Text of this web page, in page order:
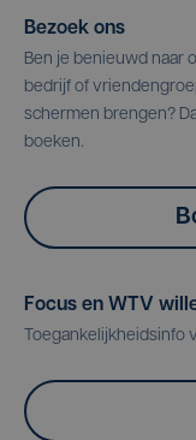
Bezoek ons
Ben je benieuwd naar
bedrijf of
schermen brengen?
boeken.
Focus en WTV
Toegankelijkheidsinfo